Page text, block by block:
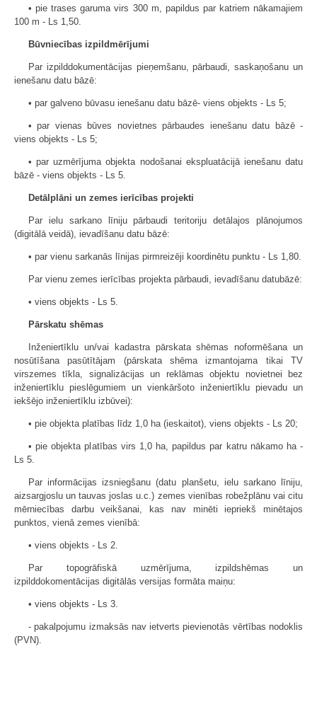
• pie trases garuma virs 300 m, papildus par katriem nākamajiem
100 m - Ls 1,50.
Būvniecības izpildmērījumi
Par izpilddokumentācijas pieņemšanu, pārbaudi, saskaņošanu un
ienešanu datu bāzē:
• par galveno būvasu ienešanu datu bāzē- viens objekts - Ls 5;
• par vienas būves novietnes pārbaudes ienešanu datu bāzē -
viens objekts - Ls 5;
• par uzmērījuma objekta nodošanai ekspluatācijā ienešanu datu
bāzē - viens objekts - Ls 5.
Detālplāni un zemes ierīcības projekti
Par ielu sarkano līniju pārbaudi teritoriju detālajos plānojumos
(digitālā veidā), ievadīšanu datu bāzē:
• par vienu sarkanās līnijas pirmreizēji koordinētu punktu - Ls 1,80.
Par vienu zemes ierīcības projekta pārbaudi, ievadīšanu datubāzē:
• viens objekts - Ls 5.
Pārskatu shēmas
Inženiertīklu un/vai kadastra pārskata shēmas noformēšana un
nosūtīšana pasūtītājam (pārskata shēma izmantojama tikai TV
virszemes tīkla, signalizācijas un reklāmas objektu novietnei bez
inženiertīklu pieslēgumiem un vienkāršoto inženiertīklu pievadu un
iekšējo inženiertīklu izbūvei):
• pie objekta platības līdz 1,0 ha (ieskaitot), viens objekts - Ls 20;
• pie objekta platības virs 1,0 ha, papildus par katru nākamo ha -
Ls 5.
Par informācijas izsniegšanu (datu planšetu, ielu sarkano līniju,
aizsargjoslu un tauvas joslas u.c.) zemes vienības robežplānu vai citu
mērniecības darbu veikšanai, kas nav minēti iepriekš minētajos
punktos, vienā zemes vienībā:
• viens objekts - Ls 2.
Par topogrāfiskā uzmērījuma, izpild­shēmas un
izpilddokomentācijas digitālās versijas formāta maiņu:
• viens objekts - Ls 3.
- pakalpojumu izmaksās nav ietverts pievienotās vērtības nodoklis
(PVN).